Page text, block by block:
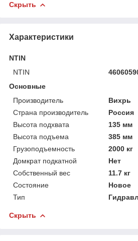
Скрыть
Характеристики
NTIN
NTIN
Основные
Производитель
Вихрь
Страна производитель
Россия
Высота подхвата
135 мм
Высота подъема
385 мм
Грузоподъемность
2000 кг
Домкрат подкатной
Нет
Собственный вес
11.7 кг
Состояние
Новое
Тип
Скрыть